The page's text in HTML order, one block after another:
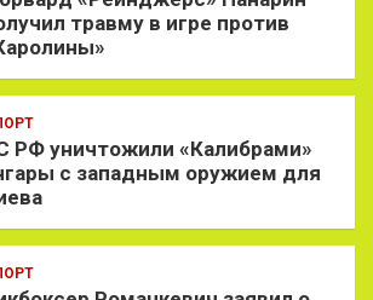
травму в игре против
РФ уничтожили «Калибрами»
с западным оружием для